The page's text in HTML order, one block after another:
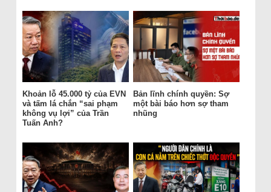
Khoản lỗ 45.000 tỷ của EVN
và tấm lá chắn “sai phạm
không vụ lợi” của Trần
Tuấn Anh?
Bản lĩnh chính quyền: Sợ
một bài báo hơn sợ tham
nhũng